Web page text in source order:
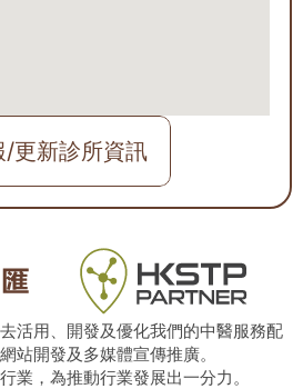
/更新診所資訊
活用、開發及優化我們的中醫服務配
站開發及多媒體宣傳推廣。
業，為推動行業發展出一分力。